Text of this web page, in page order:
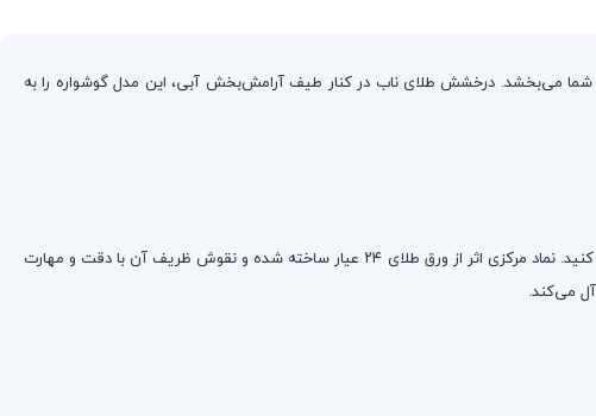
شما می‌بخشد. درخشش طلای ناب در کنار طیف آرامش‌بخش آبی، این مدل گوشواره را به
این مدل گوشواره با قالب استیل ۳۱۶ عیار ساخته شده که کاملاً ضد حساسیت و دارای رنگ ثابت است، بنابراین می‌توانید با خیال راحت آن را روزانه استفاده کنید. نماد مرکزی اثر از ورق طلای ۲۴ عیار ساخته شده و نقوش ظریف آن با دقت و مهارت
می‌کند.